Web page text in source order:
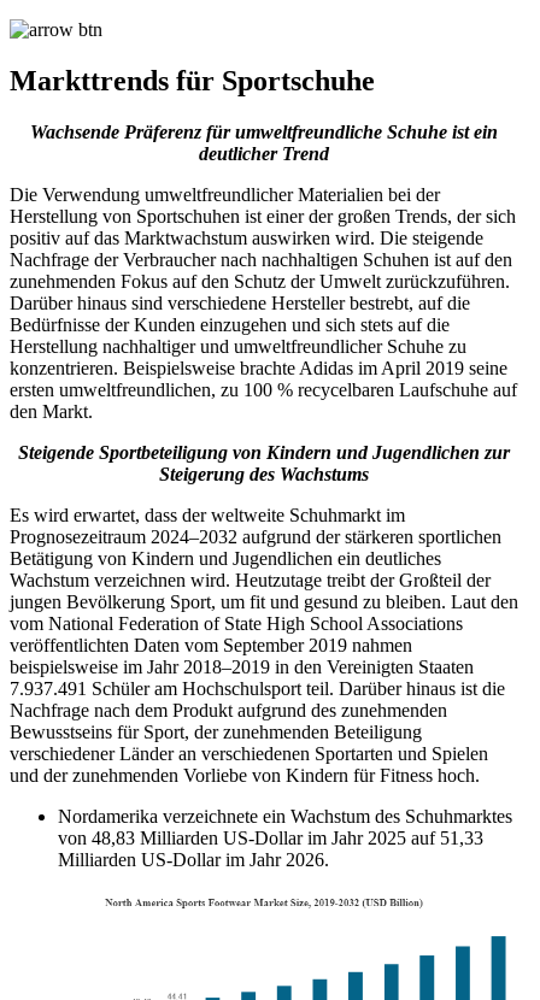
Markttrends für Sportschuhe
Wachsende Präferenz für umweltfreundliche Schuhe ist ein
deutlicher Trend
Die Verwendung umweltfreundlicher Materialien bei der
Herstellung von Sportschuhen ist einer der großen Trends, der sich
positiv auf das Marktwachstum auswirken wird. Die steigende
Nachfrage der Verbraucher nach nachhaltigen Schuhen ist auf den
zunehmenden Fokus auf den Schutz der Umwelt zurückzuführen.
Darüber hinaus sind verschiedene Hersteller bestrebt, auf die
Bedürfnisse der Kunden einzugehen und sich stets auf die
Herstellung nachhaltiger und umweltfreundlicher Schuhe zu
konzentrieren. Beispielsweise brachte Adidas im April 2019 seine
ersten umweltfreundlichen, zu 100 % recycelbaren Laufschuhe auf
den Markt.
Steigende Sportbeteiligung von Kindern und Jugendlichen zur
Steigerung des Wachstums
Es wird erwartet, dass der weltweite Schuhmarkt im
Prognosezeitraum 2024–2032 aufgrund der stärkeren sportlichen
Betätigung von Kindern und Jugendlichen ein deutliches
Wachstum verzeichnen wird. Heutzutage treibt der Großteil der
jungen Bevölkerung Sport, um fit und gesund zu bleiben. Laut den
vom National Federation of State High School Associations
veröffentlichten Daten vom September 2019 nahmen
beispielsweise im Jahr 2018–2019 in den Vereinigten Staaten
7.937.491 Schüler am Hochschulsport teil. Darüber hinaus ist die
Nachfrage nach dem Produkt aufgrund des zunehmenden
Bewusstseins für Sport, der zunehmenden Beteiligung
verschiedener Länder an verschiedenen Sportarten und Spielen
und der zunehmenden Vorliebe von Kindern für Fitness hoch.
Nordamerika verzeichnete ein Wachstum des Schuhmarktes
von 48,83 Milliarden US-Dollar im Jahr 2025 auf 51,33
Milliarden US-Dollar im Jahr 2026.